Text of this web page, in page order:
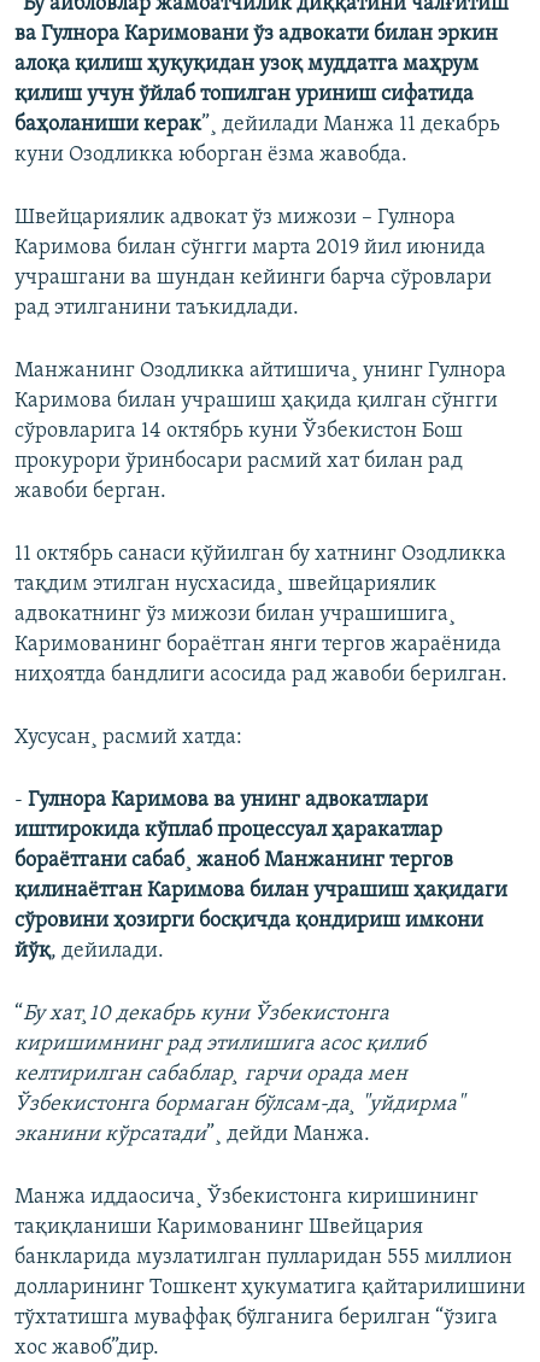
ва Гулнора Каримовани ўз адвокати билан эркин
алоқа қилиш ҳуқуқидан узоқ муддатга маҳрум
қилиш учун ўйлаб топилган уриниш сифатида
баҳоланиши керак”¸ дейилади Манжа 11 декабрь
куни Озодликка юборган ëзма жавобда.
Швейцариялик адвокат ўз мижози – Гулнора
Каримова билан сўнгги марта 2019 йил июнида
учрашгани ва шундан кейинги барча сўровлари
рад этилганини таъкидлади.
Манжанинг Озодликка айтишича¸ унинг Гулнора
Каримова билан учрашиш ҳақида қилган сўнгги
сўровларига 14 октябрь куни Ўзбекистон Бош
прокурори ўринбосари расмий хат билан рад
жавоби берган.
11 октябрь санаси қўйилган бу хатнинг Озодликка
тақдим этилган нусхасида¸ швейцариялик
адвокатнинг ўз мижози билан учрашишига¸
Каримованинг бораëтган янги тергов жараëнида
ниҳоятда бандлиги асосида рад жавоби берилган.
Хусусан¸ расмий хатда:
- Гулнора Каримова ва унинг адвокатлари
иштирокида кўплаб процессуал ҳаракатлар
бораëтгани сабаб¸ жаноб Манжанинг тергов
қилинаëтган Каримова билан учрашиш ҳақидаги
сўровини ҳозирги босқичда қондириш имкони
йўқ, дейилади.
“Бу хат¸10 декабрь куни Ўзбекистонга
киришимнинг рад этилишига асос қилиб
келтирилган сабаблар¸ гарчи орада мен
Ўзбекистонга бормаган бўлсам-да¸ "уйдирма"
эканини кўрсатади”¸ дейди Манжа.
Манжа иддаосича¸ Ўзбекистонга киришининг
тақиқланиши Каримованинг Швейцария
банкларида музлатилган пулларидан 555 миллион
долларининг Тошкент ҳукуматига қайтарилишини
тўхтатишга муваффақ бўлганига берилган “ўзига
хос жавоб”дир.